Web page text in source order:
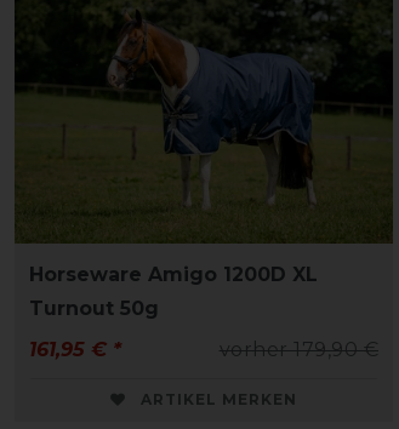
Horseware Amigo 1200D XL
Turnout 50g
vorher 179,90 €
161,95 € *
ARTIKEL MERKEN